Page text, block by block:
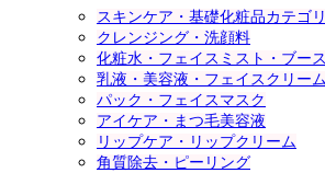
スキンケア・基礎化粧品カテゴ
クレンジング・洗顔料
化粧水・フェイスミスト・ブー
乳液・美容液・フェイスクリーム
パック・フェイスマスク
アイケア・まつ毛美容液
リップケア・リップクリーム
角質除去・ピーリング